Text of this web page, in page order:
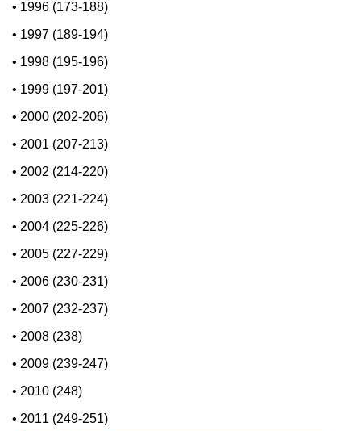
• 1996 (173-188)
• 1997 (189-194)
• 1998 (195-196)
• 1999 (197-201)
• 2000 (202-206)
• 2001 (207-213)
• 2002 (214-220)
• 2003 (221-224)
• 2004 (225-226)
• 2005 (227-229)
• 2006 (230-231)
• 2007 (232-237)
• 2008 (238)
• 2009 (239-247)
• 2010 (248)
• 2011 (249-251)